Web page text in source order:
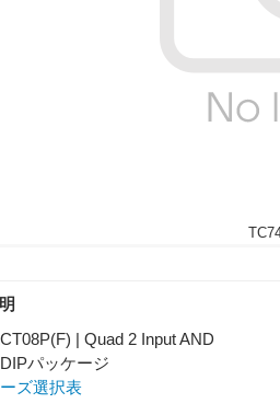
| Quad 2 Input AND
パッケージ
ズ選択表